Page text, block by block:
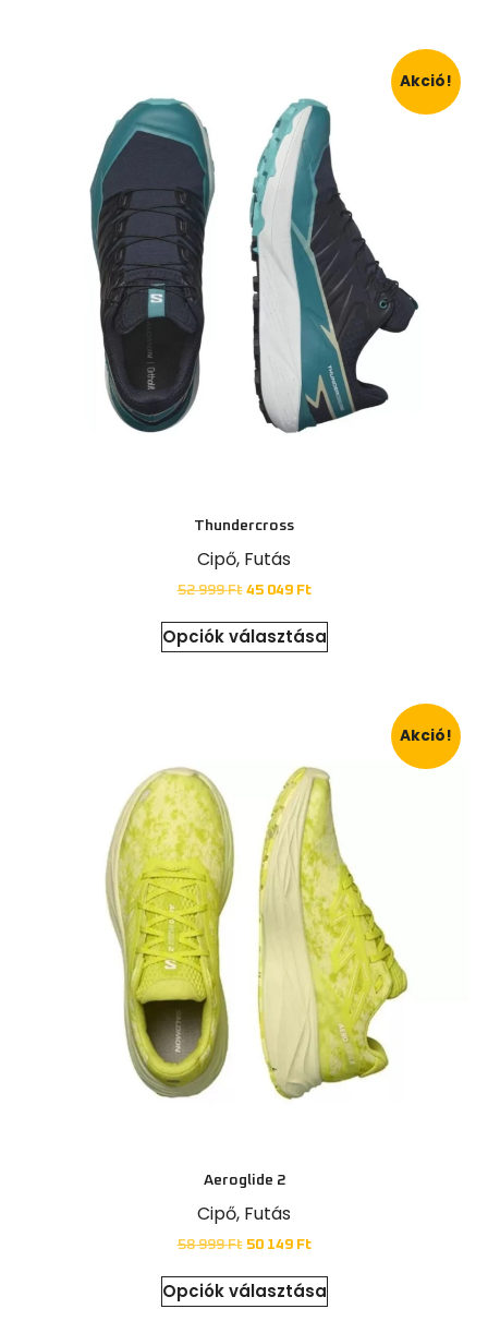
Akció!
Thundercross
Cipő, Futás
52 999Ft 45 049 Ft
Opciók választása
Akció!
Aeroglide 2
Cipő, Futás
58 999Ft 50 149 Ft
Opciók választása